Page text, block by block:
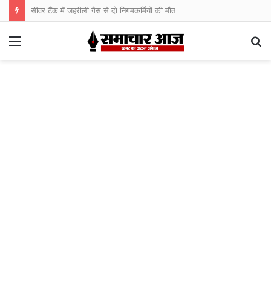
सीवर टैंक में जहरीली गैस से दो निगमकर्मियों की मौत
Menu